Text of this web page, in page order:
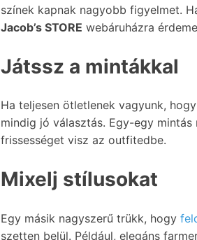
színek kapnak nagyobb figyelmet.
Jacob’s STORE webáruházra
Játssz a mintákkal
Ha teljesen ötletlenek vagyunk,
mindig jó választás. Egy-egy
frissességet visz az outfitedbe.
Mixelj stílusokat
Egy másik nagyszerű trükk, hogy
szetten belül. Például, elegáns